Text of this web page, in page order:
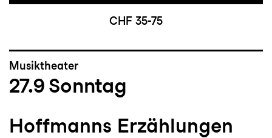
CHF 35-75
Musiktheater
27.9 Sonntag
Hoffmanns Erzählungen